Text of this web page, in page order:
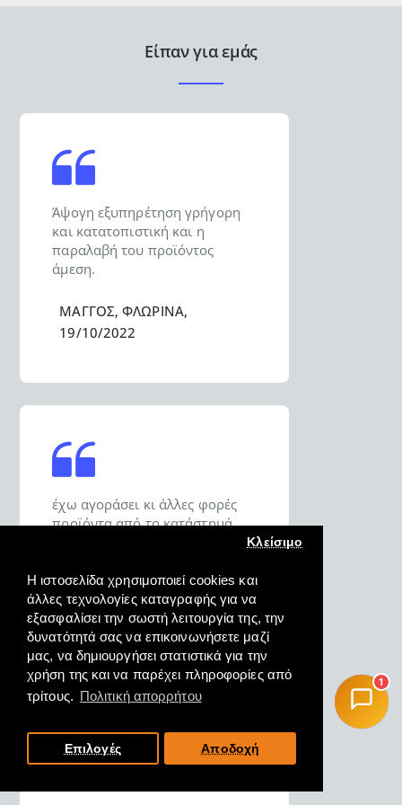
Η ιστοσελίδα χρησιμοποιεί cookies και
άλλες τεχνολογίες καταγραφής για να
εξασφαλίσει την σωστή λειτουργία της, την
δυνατότητά σας να επικοινωνήσετε μαζί
μας, να δημιουργήσει στατιστικά για την
χρήση της και να παρέχει πληροφορίες από
τρίτους. Πολιτική απορρήτου
Κλείσιμο
Επιλογές Αποδοχή
Είπαν για εμάς
Άψογη εξυπηρέτηση γρήγορη
και κατατοπιστική και η
παραλαβή του προϊόντος
άμεση.
ΜΑΓΓΟΣ, ΦΛΩΡΙΝΑ,
19/10/2022
έχω αγοράσει κι άλλες φορές
προϊόντα από το κατάστημά
σας και είμαι σε θέση να σας πω
αγορές μου.
ΔΗΜΗΤΡΙΟΣ, ΚΑΡΑΒΟΜΥΛΟΣ
Ν. ΦΘΙΩΤΗΔΟΣ, 18/10/2022
1